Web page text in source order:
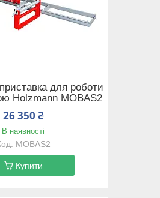
для роботи
Holzmann MOBAS2
26 350 ₴
В наявності
MOBAS2
Купити